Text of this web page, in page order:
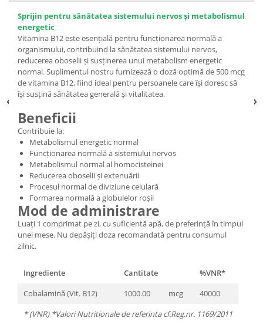
Sprijin pentru sănătatea sistemului nervos și metabolismul
energetic
Vitamina B12 este esențială pentru funcționarea normală a
organismului, contribuind la sănătatea sistemului nervos,
reducerea oboselii și susținerea unui metabolism energetic
normal. Suplimentul nostru furnizează o doză optimă de 500 mcg
de vitamina B12, fiind ideal pentru persoanele care își doresc să
își susțină sănătatea generală și vitalitatea.
Beneficii
Contribuie la:
Metabolismul energetic normal
Funcționarea normală a sistemului nervos
Metabolismul normal al homocisteinei
Reducerea oboselii și extenuării
Procesul normal de diviziune celulară
Formarea normală a globulelor roșii
Mod de administrare
Luați 1 comprimat pe zi, cu suficientă apă, de preferință în timpul
unei mese. Nu depășiți doza recomandată pentru consumul
zilnic.
Ingrediente Cantitate
%VNR*
Cobalamină (Vit. B12)
1000.00 mcg
40000
* (VNR) *Valori Nutritionale de referinta cf.Reg.nr. 1169/2011